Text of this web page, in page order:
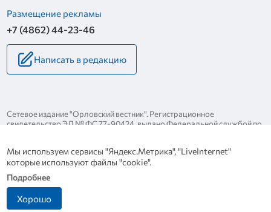
Размещение рекламы
+7 (4862) 44-23-46
Написать в редакцию
Сетевое издание "Орловский вестник". Регистрационное
свидетельство ЭЛ № ФС 77-90424, выдано Федеральной службой по
Политика конфиденциальности
Мы используем сервисы "Яндекс.Метрика", "LiveInternet"
которые используют файлы "cookie".
Подробнее
Хорошо